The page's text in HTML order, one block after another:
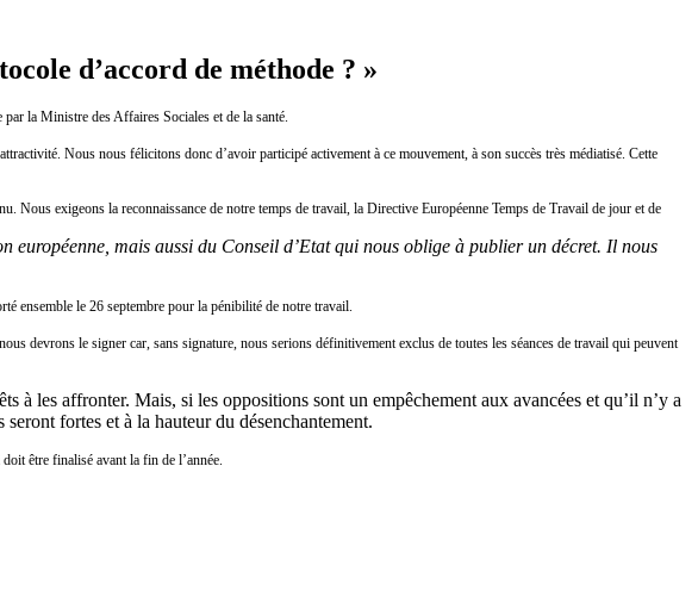
d’accord de méthode ? »
la Ministre des Affaires Sociales et de la santé.
Nous nous félicitons donc d’avoir participé activement à ce mouvement, à son succès très médiatisé. Cette
Nous exigeons la reconnaissance de notre temps de travail, la Directive Européenne Temps de Travail de jour et de
européenne, mais aussi du Conseil d’Etat qui nous oblige à publier un décret. Il nous
ensemble le 26 septembre pour la pénibilité de notre travail.
devrons le signer car, sans signature, nous serions définitivement exclus de toutes les séances de travail qui peuvent
à les affronter. Mais, si les oppositions sont un empêchement aux avancées et qu’il n’y a
fortes et à la hauteur du désenchantement.
être finalisé avant la fin de l’année.